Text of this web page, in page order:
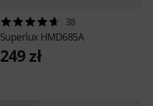
38
Superlux HMD685A
249 zł